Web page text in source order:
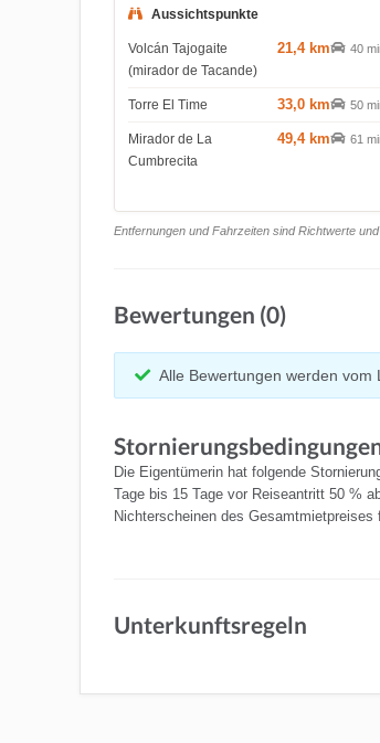
Aussichtspunkte
Volcán Tajogaite
(mirador de Tacande)
21,4 km 40
Torre El Time 33,0 km 50
Mirador de La
Cumbrecita
49,4 km 61
Entfernungen und Fahrzeiten sind Richtwerte
Bewertungen (0)
Alle Bewertungen werden vom
Die Eigentümerin hat folgende
Tage bis 15 Tage vor Reiseantritt 50 %
Nichterscheinen des Gesamtmietpreises
Unterkunftsregeln